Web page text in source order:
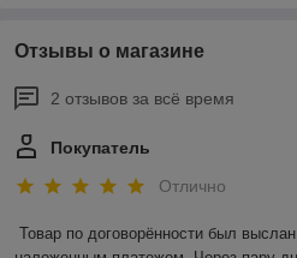
Отзывы о магазине
2 отзывов за всё время
Покупатель
Отлично
Товар по договорённости был